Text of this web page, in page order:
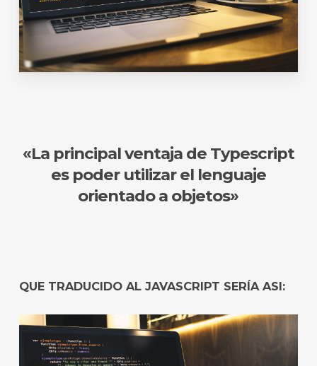
«La principal ventaja de Typescript
es poder utilizar el lenguaje
orientado a objetos»
QUE TRADUCIDO AL JAVASCRIPT SERÍA ASI: